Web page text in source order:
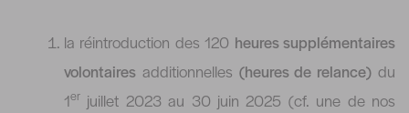
la réintroduction des 120 heures supplémentaires
volontaires additionnelles (heures de relance) du
1er juillet 2023 au 30 juin 2025 (cf. une de nos